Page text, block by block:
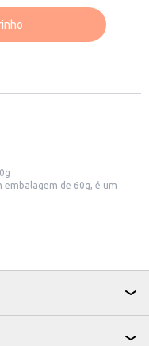
embalagem de 60g, é um
demonstrar carinho.
um petisco saboroso,
simples e eficaz.